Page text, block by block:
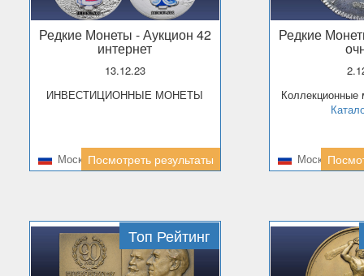
Редкие Монеты - Аукцион 42
интернет
13.12.23
ИНВЕСТИЦИОННЫЕ МОНЕТЫ
МоскваПосмотреть результаты
Редкие
Москва
Топ Рейтинг